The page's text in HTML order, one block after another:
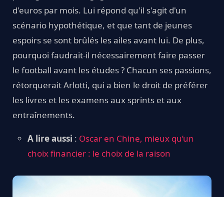
d'euros par mois. Lui répond qu'il s'agit d'un
scénario hypothétique, et que tant de jeunes
espoirs se sont brûlés les ailes avant lui. De plus,
pourquoi faudrait-il nécessairement faire passer
le football avant les études ? Chacun ses passions,
rétorquerait Arlotti, qui a bien le droit de préférer
les livres et les examens aux sprints et aux
entraînements.
A lire aussi : Oscar en Chine, mieux qu’un
choix financier : le choix de la raison